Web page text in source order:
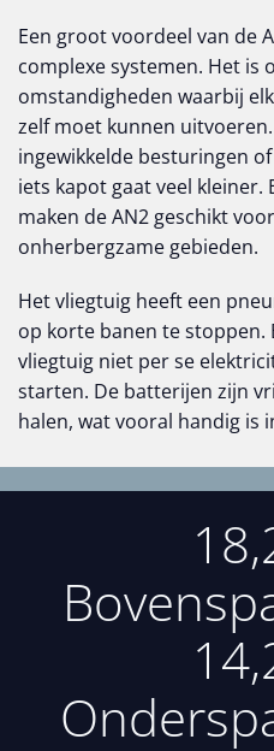
Een groot voordeel van de
complexe systemen. Het is
omstandigheden waarbij
zelf moet kunnen
ingewikkelde besturingen
iets kapot gaat veel kleiner.
maken de AN2 geschikt
onherbergzame gebieden.
Het vliegtuig heeft een
op korte banen te stoppen.
vliegtuig niet per se
starten. De batterijen zijn
halen, wat vooral handig is